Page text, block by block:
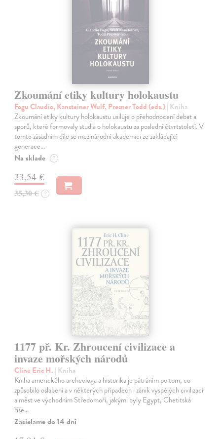
Zkoumání etiky kultury holokaustu
Fogu Claudio, Kansteiner Wulf, Presner Todd (eds.)| Kniha
Zkoumání etiky kultury holokaustu usiluje o přehodnocení debat a
sporů, které formovaly studia o holokaustu za poslední čtvrtstoletí. V
tomto zásadním díle se mezinárodní akademici ze zakládající
generace…
Na sklade ?
33,54 €
35,30 € ?
1177 př. Kr. Zhroucení civilizace a
invaze mořských národů
Cline Eric H. | Kniha
Kniha amerického archeologa a historika je pátráním po tom, co
způsobilo oslabení a v některých případech i zánik vyspělých civilizací
a měst ve východním Středomoří, jakými byly Egypt, Chetitská
říše…
Zasielame do 14 dní